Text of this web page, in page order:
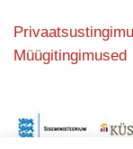
Müügitingimused